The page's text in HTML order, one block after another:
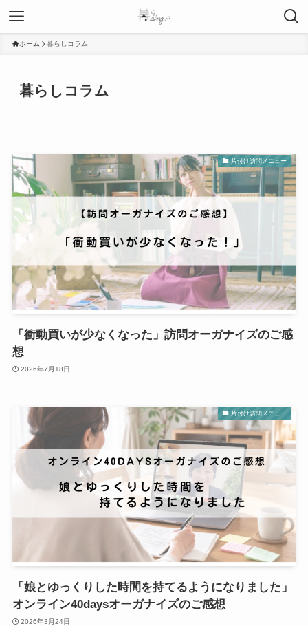
ホーム 暮らしコラム
暮らしコラム
片付け訪問メニュー
「衝動買いが少なくなった」訪問オーガナイズのご感
想
2026年7月18日
片付け訪問メニュー
「娘とゆっくりした時間を持てるようになりました」
オンライン40daysオーガナイズのご感想
2026年3月24日